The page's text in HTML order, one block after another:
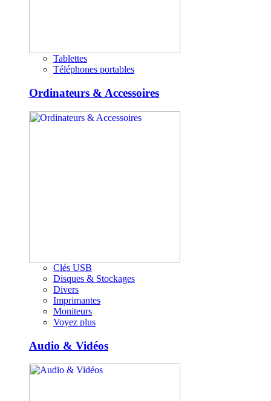
Tablettes
Téléphones portables
Ordinateurs & Accessoires
Clés USB
Disques & Stockages
Divers
Imprimantes
Moniteurs
Voyez plus
Audio & Vidéos